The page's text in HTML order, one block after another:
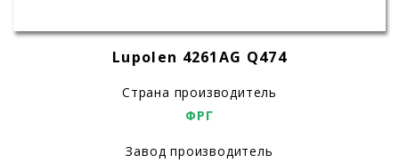
Lupolen 4261AG Q474
Страна производитель
ФРГ
Завод производитель